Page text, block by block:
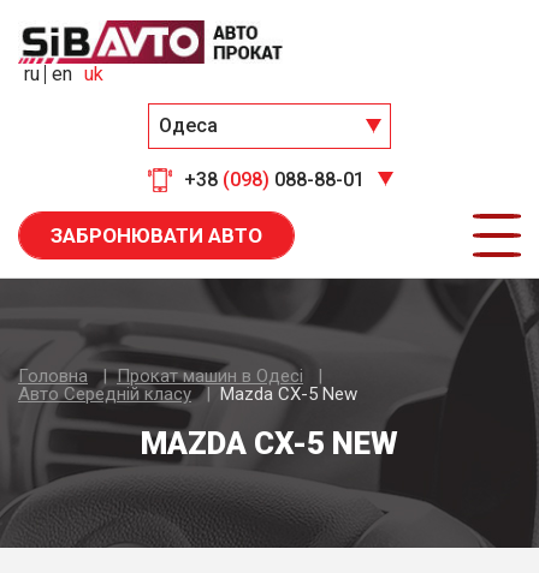
Одеса
+38 (098) 088-88-01
ru en uk
ЗАБРОНЮВАТИ АВТО
Головна
Прокат машин в Одесі
Авто Середнiй класу
Mazda CX-5 New
MAZDA CX-5 NEW